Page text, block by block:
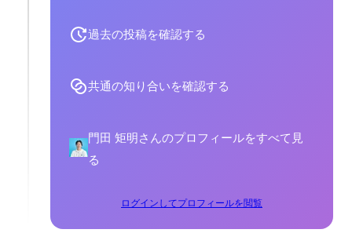
過去の投稿を確認する
共通の知り合いを確認する
門田 矩明さんのプロフィールをすべて見
る
ログインしてプロフィールを閲覧